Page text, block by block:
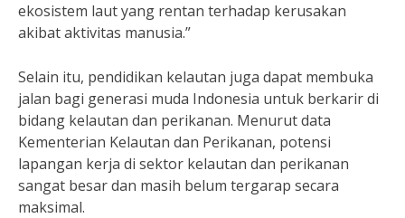
ekosistem laut yang rentan terhadap kerusakan
akibat aktivitas manusia.”
Selain itu, pendidikan kelautan juga dapat membuka
jalan bagi generasi muda Indonesia untuk berkarir di
bidang kelautan dan perikanan. Menurut data
Kementerian Kelautan dan Perikanan, potensi
lapangan kerja di sektor kelautan dan perikanan
sangat besar dan masih belum tergarap secara
maksimal.